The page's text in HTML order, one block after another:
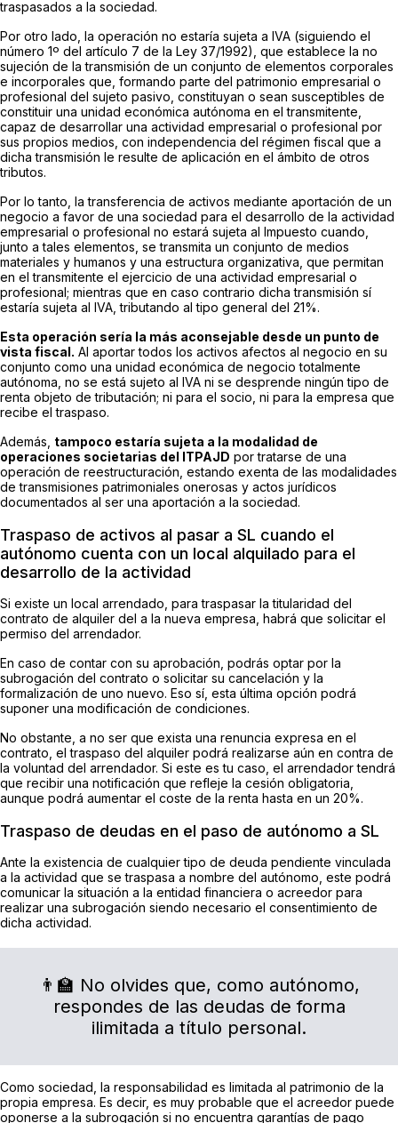
traspasados a la sociedad.
Por otro lado, la operación no estaría sujeta a IVA (siguiendo el
número 1º del artículo 7 de la Ley 37/1992), que establece la no
sujeción de la transmisión de un conjunto de elementos corporales
e incorporales que, formando parte del patrimonio empresarial o
profesional del sujeto pasivo, constituyan o sean susceptibles de
constituir una unidad económica autónoma en el transmitente,
capaz de desarrollar una actividad empresarial o profesional por
sus propios medios, con independencia del régimen fiscal que a
dicha transmisión le resulte de aplicación en el ámbito de otros
tributos.
Por lo tanto, la transferencia de activos mediante aportación de un
negocio a favor de una sociedad para el desarrollo de la actividad
empresarial o profesional no estará sujeta al Impuesto cuando,
junto a tales elementos, se transmita un conjunto de medios
materiales y humanos y una estructura organizativa, que permitan
en el transmitente el ejercicio de una actividad empresarial o
profesional; mientras que en caso contrario dicha transmisión sí
estaría sujeta al IVA, tributando al tipo general del 21%.
Esta operación sería la más aconsejable desde un punto de
vista fiscal. Al aportar todos los activos afectos al negocio en su
conjunto como una unidad económica de negocio totalmente
autónoma, no se está sujeto al IVA ni se desprende ningún tipo de
renta objeto de tributación; ni para el socio, ni para la empresa que
recibe el traspaso.
Además, tampoco estaría sujeta a la modalidad de
operaciones societarias del ITPAJD por tratarse de una
operación de reestructuración, estando exenta de las modalidades
de transmisiones patrimoniales onerosas y actos jurídicos
documentados al ser una aportación a la sociedad.
Traspaso de activos al pasar a SL cuando el
autónomo cuenta con un local alquilado para el
desarrollo de la actividad
Si existe un local arrendado, para traspasar la titularidad del
contrato de alquiler del a la nueva empresa, habrá que solicitar el
permiso del arrendador.
En caso de contar con su aprobación, podrás optar por la
subrogación del contrato o solicitar su cancelación y la
formalización de uno nuevo. Eso sí, esta última opción podrá
suponer una modificación de condiciones.
No obstante, a no ser que exista una renuncia expresa en el
contrato, el traspaso del alquiler podrá realizarse aún en contra de
la voluntad del arrendador. Si este es tu caso, el arrendador tendrá
que recibir una notificación que refleje la cesión obligatoria,
aunque podrá aumentar el coste de la renta hasta en un 20%.
Traspaso de deudas en el paso de autónomo a SL
Ante la existencia de cualquier tipo de deuda pendiente vinculada
a la actividad que se traspasa a nombre del autónomo, este podrá
comunicar la situación a la entidad financiera o acreedor para
realizar una subrogación siendo necesario el consentimiento de
dicha actividad.
👨‍🏫 No olvides que, como autónomo,
respondes de las deudas de forma
ilimitada a título personal.
Como sociedad, la responsabilidad es limitada al patrimonio de la
propia empresa. Es decir, es muy probable que el acreedor puede
oponerse a la subrogación si no encuentra garantías de pago